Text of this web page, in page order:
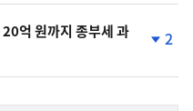
하
억 원까지 종부세 과
하
락
2